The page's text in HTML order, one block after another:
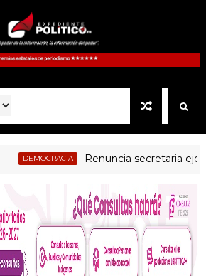
DEMOCRACIA Renuncia secretaria ejecutiva